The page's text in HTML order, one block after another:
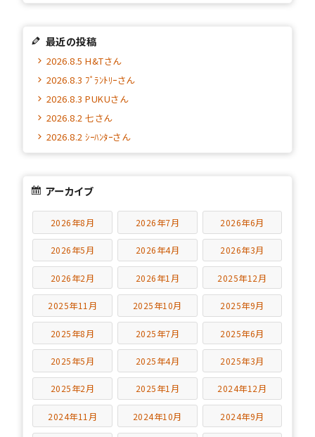
最近の投稿
2026.8.5 H&Tさん
2026.8.3 ﾌﾟﾗﾝﾄﾘｰさん
2026.8.3 PUKUさん
2026.8.2 七さん
2026.8.2 ｼｰﾊﾝﾀｰさん
アーカイブ
2026年8月 2026年7月 2026年6月
2026年5月 2026年4月 2026年3月
2026年2月 2026年1月 2025年12月
2025年11月 2025年10月 2025年9月
2025年8月 2025年7月 2025年6月
2025年5月 2025年4月 2025年3月
2025年2月 2025年1月 2024年12月
2024年11月 2024年10月 2024年9月